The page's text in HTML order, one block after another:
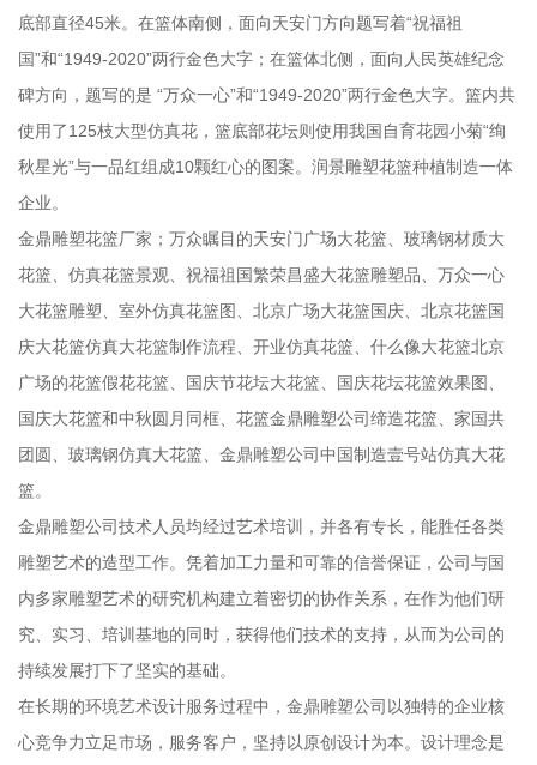
底部直径45米。在篮体南侧，面向天安门方向题写着“祝福祖
国”和“1949-2020”两行金色大字；在篮体北侧，面向人民英雄纪念
碑方向，题写的是 “万众一心”和“1949-2020”两行金色大字。篮内共
使用了125枝大型仿真花，篮底部花坛则使用我国自育花园小菊“绚
秋星光”与一品红组成10颗红心的图案。润景雕塑花篮种植制造一体
企业。
金鼎雕塑花篮厂家；万众瞩目的天安门广场大花篮、玻璃钢材质大
花篮、仿真花篮景观、祝福祖国繁荣昌盛大花篮雕塑品、万众一心
大花篮雕塑、室外仿真花篮图、北京广场大花篮国庆、北京花篮国
庆大花篮仿真大花篮制作流程、开业仿真花篮、什么像大花篮北京
广场的花篮假花花篮、国庆节花坛大花篮、国庆花坛花篮效果图、
国庆大花篮和中秋圆月同框、花篮金鼎雕塑公司缔造花篮、家国共
团圆、玻璃钢仿真大花篮、金鼎雕塑公司中国制造壹号站仿真大花
篮。
金鼎雕塑公司技术人员均经过艺术培训，并各有专长，能胜任各类
雕塑艺术的造型工作。凭着加工力量和可靠的信誉保证，公司与国
内多家雕塑艺术的研究机构建立着密切的协作关系，在作为他们研
究、实习、培训基地的同时，获得他们技术的支持，从而为公司的
持续发展打下了坚实的基础。
在长期的环境艺术设计服务过程中，金鼎雕塑公司以独特的企业核
心竞争力立足市场，服务客户，坚持以原创设计为本。设计理念是